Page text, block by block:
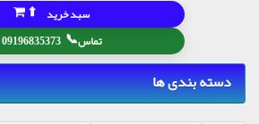
تماس📞
09196835373
سبد خرید ⬆
دسته بندی ها